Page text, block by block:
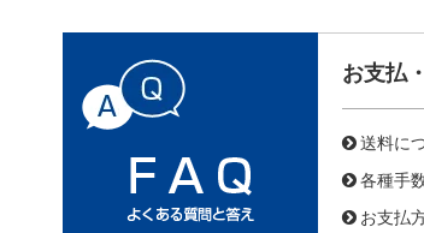
お支払
送料に
各種手
お支払